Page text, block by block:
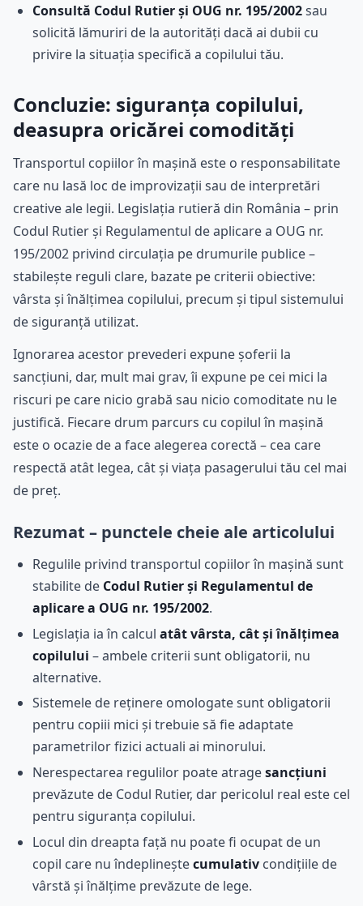
Consultă Codul Rutier și OUG nr. 195/2002sau
solicită lămuriri de la autorități dacă ai dubii cu
privire la situația specifică a copilului tău.
Concluzie: siguranța copilului,
deasupra oricărei comodități
Transportul copiilor în mașină este o responsabilitate
care nu lasă loc de improvizații sau de interpretări
creative ale legii. Legislația rutieră din România – prin
Codul Rutier și Regulamentul de aplicare a OUG nr.
195/2002 privind circulația pe drumurile publice –
stabilește reguli clare, bazate pe criterii obiective:
vârsta și înălțimea copilului, precum și tipul sistemului
de siguranță utilizat.
Ignorarea acestor prevederi expune șoferii la
sancțiuni, dar, mult mai grav, îi expune pe cei mici la
riscuri pe care nicio grabă sau nicio comoditate nu le
justifică. Fiecare drum parcurs cu copilul în mașină
este o ocazie de a face alegerea corectă – cea care
respectă atât legea, cât și viața pasagerului tău cel mai
de preț.
Rezumat – punctele cheie ale articolului
Regulile privind transportul copiilor în mașină sunt
stabilite de Codul Rutier și Regulamentul de
aplicare a OUG nr. 195/2002.
Legislația ia în calcul atât vârsta, cât și înălțimea
copilului – ambele criterii sunt obligatorii, nu
alternative.
Sistemele de reținere omologate sunt obligatorii
pentru copiii mici și trebuie să fie adaptate
parametrilor fizici actuali ai minorului.
Nerespectarea regulilor poate atragesancțiuni
prevăzute de Codul Rutier, dar pericolul real este cel
pentru siguranța copilului.
Locul din dreapta față nu poate fi ocupat de un
copil care nu îndeplineștecumulativ condițiile de
vârstă și înălțime prevăzute de lege.